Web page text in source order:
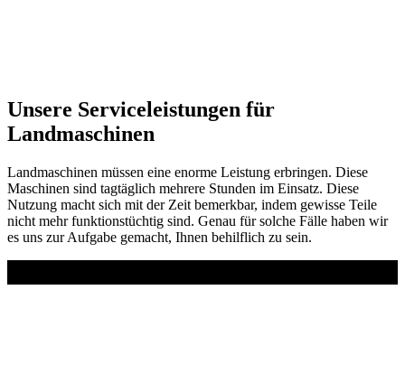
Unsere Serviceleistungen für
Landmaschinen
Landmaschinen müssen eine enorme Leistung erbringen. Diese
Maschinen sind tagtäglich mehrere Stunden im Einsatz. Diese
Nutzung macht sich mit der Zeit bemerkbar, indem gewisse Teile
nicht mehr funktionstüchtig sind. Genau für solche Fälle haben wir
es uns zur Aufgabe gemacht, Ihnen behilflich zu sein.